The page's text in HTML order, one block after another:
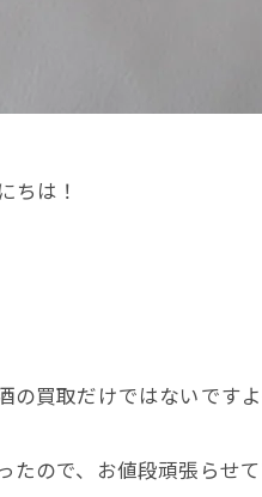
は！
買取だけではないです
ので、お値段頑張らせ